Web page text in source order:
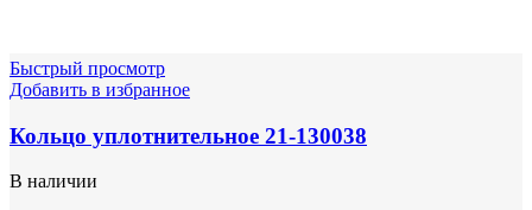
Быстрый просмотр
Добавить в избранное
Кольцо уплотнительное 21-130038
В наличии